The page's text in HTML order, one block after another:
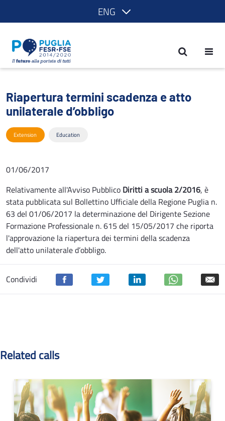
ENG
Riapertura termini scadenza e atto
Riapertura termini scadenza e atto
unilaterale d’obbligo
Extension Education
01/06/2017
Relativamente all'Avviso Pubblico Diritti a scuola 2/2016, è
stata pubblicata sul Bollettino Ufficiale della Regione Puglia n.
63 del 01/06/2017 la determinazione del Dirigente Sezione
Formazione Professionale n. 615 del 15/05/2017 che riporta
l'approvazione la riapertura dei termini della scadenza
dell'atto unilaterale d’obbligo.
Condividi
Related calls